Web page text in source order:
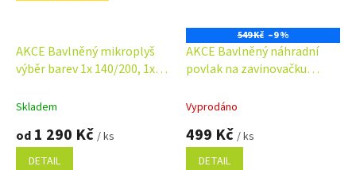
AKCE Bavlněný mikroplyš
výběr barev 1x 140/200, 1x
Skladem
od 1 290 Kč / ks
DETAIL
549 Kč –9 %
AKCE Bavlněný náhradní
povlak na zavinovačku
žebříku, růžový
Vyprodáno
499 Kč / ks
DETAIL